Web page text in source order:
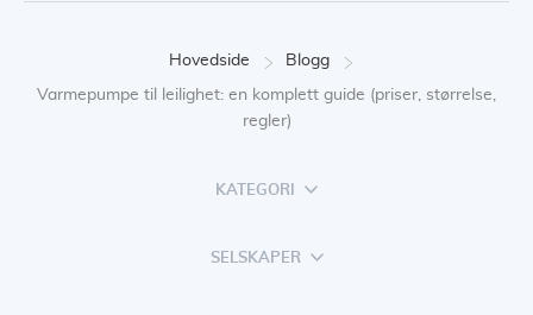
Hovedside Blogg
Varmepumpe til leilighet: en komplett guide (priser, størrelse,
regler)
KATEGORI
SELSKAPER